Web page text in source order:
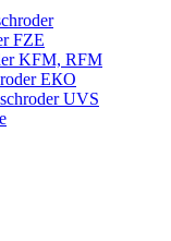
FZE
KFM, RFM
ЕКО
UVS